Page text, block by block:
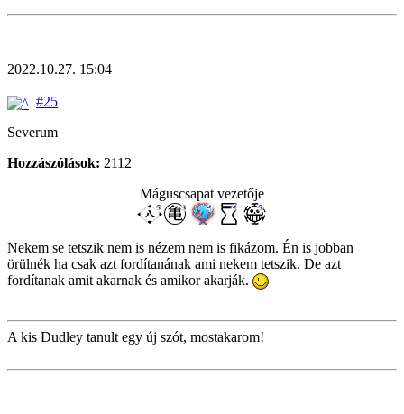
2022.10.27. 15:04
#25
Severum
Hozzászólások: 2112
Máguscsapat vezetője
Nekem se tetszik nem is nézem nem is fikázom. Én is jobban
örülnék ha csak azt fordítanának ami nekem tetszik. De azt
fordítanak amit akarnak és amikor akarják.
A kis Dudley tanult egy új szót, mostakarom!